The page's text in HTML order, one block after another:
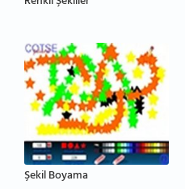
Şekil Boyama